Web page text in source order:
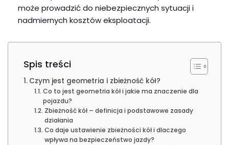
może prowadzić do niebezpiecznych sytuacji i
nadmiernych kosztów eksploatacji.
Spis treści
Czym jest geometria i zbieżność kół?
Co to jest geometria kół i jakie ma znaczenie dla
pojazdu?
Zbieżność kół – definicja i podstawowe zasady
działania
Co daje ustawienie zbieżności kół i dlaczego
wpływa na bezpieczeństwo jazdy?